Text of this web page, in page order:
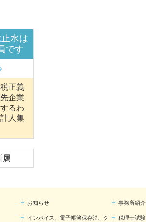
水は
です
正義
企業
るわ
人集
属
お知らせ 事務所紹介
インボイス、電子帳簿保存法、クラウド税理士試験